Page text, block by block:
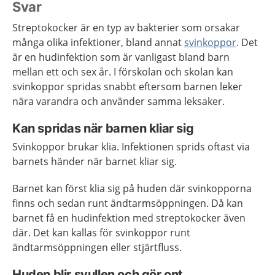
Svar
Streptokocker är en typ av bakterier som orsakar
många olika infektioner, bland annatsvinkoppor. Det
är en hudinfektion som är vanligast bland barn
mellan ett och sex år. I förskolan och skolan kan
svinkoppor spridas snabbt eftersom barnen leker
nära varandra och använder samma leksaker.
Kan spridas när barnen kliar sig
Svinkoppor brukar klia. Infektionen sprids oftast via
barnets händer när barnet kliar sig.
Barnet kan först klia sig på huden där svinkopporna
finns och sedan runt ändtarmsöppningen. Då kan
barnet få en hudinfektion med streptokocker även
där. Det kan kallas för svinkoppor runt
ändtarmsöppningen eller stjärtfluss.